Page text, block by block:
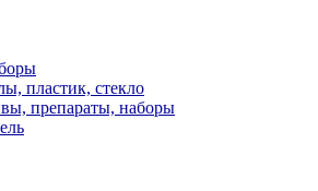
пластик, стекло
препараты, наборы